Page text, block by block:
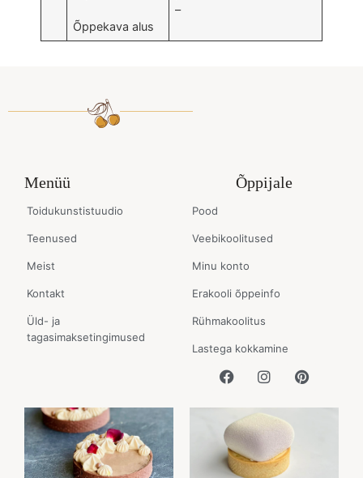
Õppekava alus
–
Menüü
Toidukunstistuudio
Teenused
Meist
Kontakt
Üld- ja
tagasimaksetingimused
Õppijale
Pood
Veebikoolitused
Minu konto
Erakooli õppeinfo
Rühmakoolitus
Lastega kokkamine